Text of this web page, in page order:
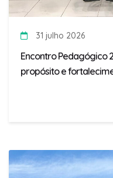
31 julho 2026
Encontro Pedagógico
propósito e